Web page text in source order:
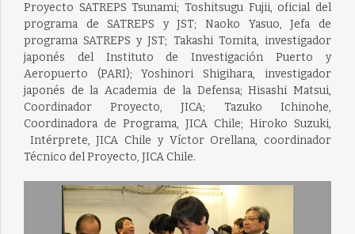
Proyecto SATREPS Tsunami; Toshitsugu Fujii, oficial del
programa de SATREPS y JST; Naoko Yasuo, Jefa de
programa SATREPS y JST; Takashi Tomita, investigador
japonés del Instituto de Investigación Puerto y
Aeropuerto (PARI); Yoshinori Shigihara, investigador
japonés de la Academia de la Defensa; Hisashi Matsui,
Coordinador Proyecto, JICA; Tazuko Ichinohe,
Coordinadora de Programa, JICA Chile; Hiroko Suzuki,
Intérprete, JICA Chile y Víctor Orellana, coordinador
Técnico del Proyecto, JICA Chile.